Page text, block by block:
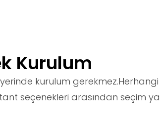
Kurulum
kurulum
seçenekleri arasından seçim